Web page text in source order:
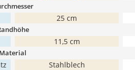
25 cm
11,5 cm
Material
Stahlblech